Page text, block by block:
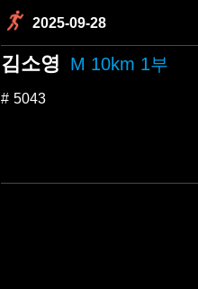
2025-09-28
김소영 M 10km 1부
5043